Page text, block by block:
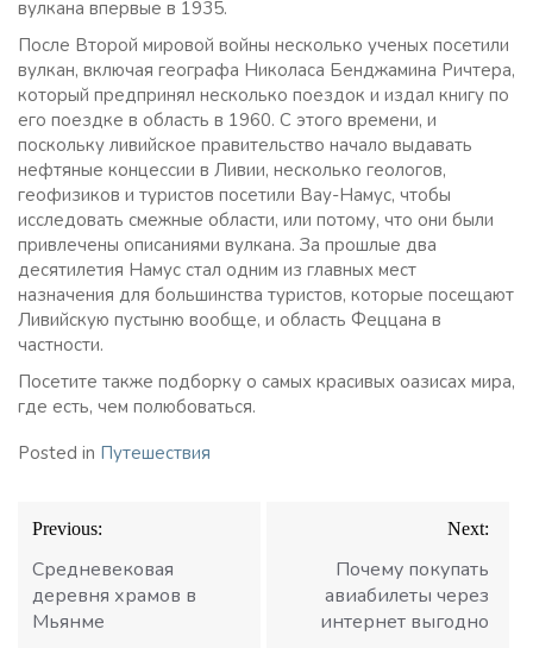
вулкана впервые в 1935.
После Второй мировой войны несколько ученых посетили
вулкан, включая географа Николаса Бенджамина Ричтера,
который предпринял несколько поездок и издал книгу по
его поездке в область в 1960. С этого времени, и
поскольку ливийское правительство начало выдавать
нефтяные концессии в Ливии, несколько геологов,
геофизиков и туристов посетили Вау-Намус, чтобы
исследовать смежные области, или потому, что они были
привлечены описаниями вулкана. За прошлые два
десятилетия Намус стал одним из главных мест
назначения для большинства туристов, которые посещают
Ливийскую пустыню вообще, и область Феццана в
частности.
Посетите также подборку о самых красивых оазисах мира,
где есть, чем полюбоваться.
Posted in Путешествия
Навигация
по
записям
Previous:
Средневековая
деревня храмов в
Мьянме
Next:
Почему покупать
авиабилеты через
интернет выгодно